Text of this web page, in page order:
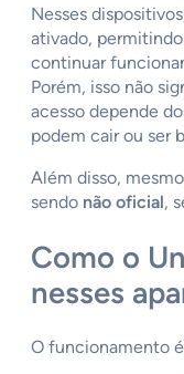
Nesses
ativado,
continuar
Porém, isso não
acesso depende
podem cair ou ser
Além disso,
sendo não oficial,
Como o
nesses
O funcionamento